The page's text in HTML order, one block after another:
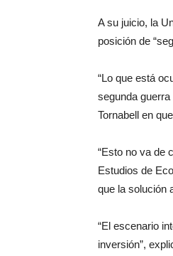
A su juicio, la
posición de
“Lo que está
segunda
Tornabell en
“Esto no va de
Estudios de
que la solución
“El escenario
inversión”,